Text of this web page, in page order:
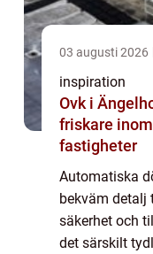
03 augusti 2026
inspiration
Ovk i
friskare
fastigheter
Automatiska
bekväm detalj
säkerhet och
det särskilt